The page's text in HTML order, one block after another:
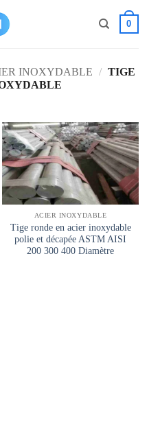
0
INOXYDABLE / TIGE
ACIER INOXYDABLE
Tige ronde en acier inoxydable
polie et décapée ASTM AISI
200 300 400 Diamètre